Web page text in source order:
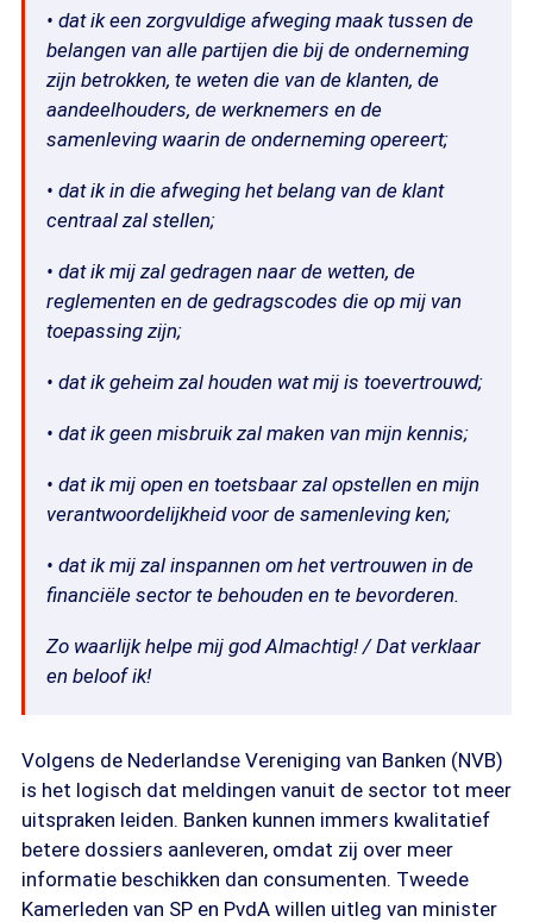
• dat ik een zorgvuldige afweging maak tussen de
belangen van alle partijen die bij de onderneming
zijn betrokken, te weten die van de klanten, de
aandeelhouders, de werknemers en de
samenleving waarin de onderneming opereert;
• dat ik in die afweging het belang van de klant
centraal zal stellen;
• dat ik mij zal gedragen naar de wetten, de
reglementen en de gedragscodes die op mij van
toepassing zijn;
• dat ik geheim zal houden wat mij is toevertrouwd;
• dat ik geen misbruik zal maken van mijn kennis;
• dat ik mij open en toetsbaar zal opstellen en mijn
verantwoordelijkheid voor de samenleving ken;
• dat ik mij zal inspannen om het vertrouwen in de
financiële sector te behouden en te bevorderen.
Zo waarlijk helpe mij god Almachtig! / Dat verklaar
en beloof ik!
Volgens de Nederlandse Vereniging van Banken (NVB)
is het logisch dat meldingen vanuit de sector tot meer
uitspraken leiden. Banken kunnen immers kwalitatief
betere dossiers aanleveren, omdat zij over meer
informatie beschikken dan consumenten. Tweede
Kamerleden van SP en PvdA willen uitleg van minister